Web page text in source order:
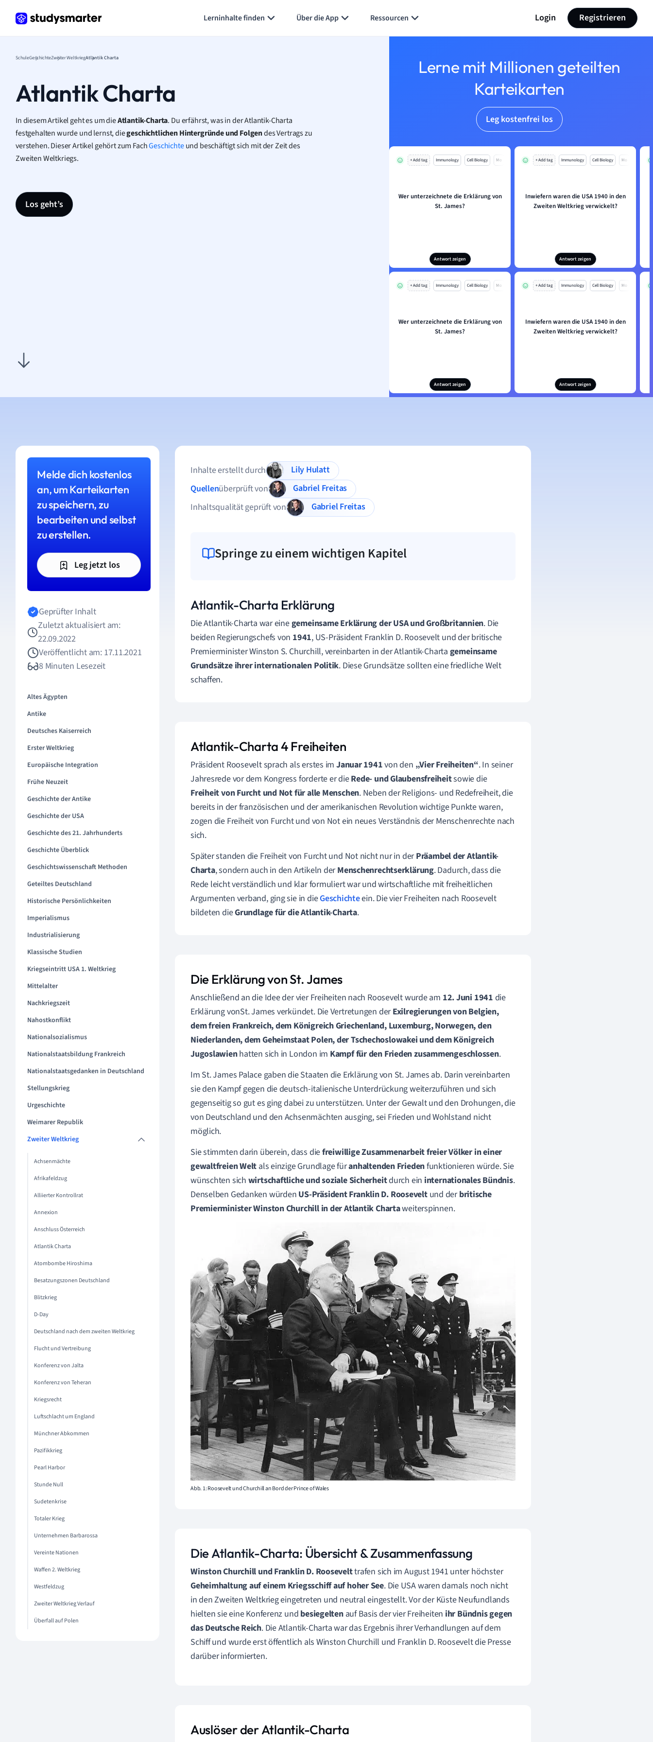
Lerninhalte finden Über die App Ressourcen Login Registrieren
SchuleGeschichteZweiter WeltkriegAtlantik Charta
Atlantik Charta
In diesem Artikel geht es um dieAtlantik-Charta. Du erfährst, was in der Atlantik-Charta
festgehalten wurde und lernst, diegeschichtlichen Hintergründe und Folgendes Vertrags zu
verstehen. Dieser Artikel gehört zum FachGeschichteund beschäftigt sich mit der Zeit des
Zweiten Weltkriegs.
Los geht’s
Lerne mit Millionen geteilten
Karteikarten
Leg kostenfrei los
+ Add tag Immunology Cell Biology Mo
Wer unterzeichnete die Erklärung von
St. James?
Antwort zeigen
+ Add tag Immunology Cell Biology Mo
Inwiefern waren die USA 1940 in den
Zweiten Weltkrieg verwickelt?
Antwort zeigen
+ Add tag Immunology Cell Biology Mo
Wer unterzeichnete die Erklärung von
St. James?
Antwort zeigen
+ Add tag Immunology Cell Biology Mo
Inwiefern waren die USA 1940 in den
Zweiten Weltkrieg verwickelt?
Antwort zeigen
Melde dich kostenlos
an, um Karteikarten
zu speichern, zu
bearbeiten und selbst
zu erstellen.
Leg jetzt los
Geprüfter Inhalt
Zuletzt aktualisiert am:
22.09.2022
Veröffentlicht am: 17.11.2021
8 Minuten Lesezeit
Altes Ägypten
Antike
Deutsches Kaiserreich
Erster Weltkrieg
Europäische Integration
Frühe Neuzeit
Geschichte der Antike
Geschichte der USA
Geschichte des 21. Jahrhunderts
Geschichte Überblick
Geschichtswissenschaft Methoden
Geteiltes Deutschland
Historische Persönlichkeiten
Imperialismus
Industrialisierung
Klassische Studien
Kriegseintritt USA 1. Weltkrieg
Mittelalter
Nachkriegszeit
Nahostkonflikt
Nationalsozialismus
Nationalstaatsbildung Frankreich
Nationalstaatsgedanken in Deutschland
Stellungskrieg
Urgeschichte
Weimarer Republik
Zweiter Weltkrieg
Achsenmächte
Afrikafeldzug
Alliierter Kontrollrat
Annexion
Anschluss Österreich
Atlantik Charta
Atombombe Hiroshima
Besatzungszonen Deutschland
Blitzkrieg
D-Day
Deutschland nach dem zweiten Weltkrieg
Flucht und Vertreibung
Konferenz von Jalta
Konferenz von Teheran
Kriegsrecht
Luftschlacht um England
Münchner Abkommen
Pazifikkrieg
Pearl Harbor
Stunde Null
Sudetenkrise
Totaler Krieg
Unternehmen Barbarossa
Vereinte Nationen
Waffen 2. Weltkrieg
Westfeldzug
Zweiter Weltkrieg Verlauf
Überfall auf Polen
Inhalte erstellt durch
Lily Hulatt
Quellenüberprüft von
Gabriel Freitas
Inhaltsqualität geprüft von
Gabriel Freitas
Springe zu einem wichtigen Kapitel
Atlantik-Charta Erklärung
Die Atlantik-Charta war einegemeinsame Erklärung der USA und Großbritannien. Die
beiden Regierungschefs von 1941, US-Präsident Franklin D. Roosevelt und der britische
Premierminister Winston S. Churchill, vereinbarten in der Atlantik-Charta gemeinsame
Grundsätze ihrer internationalen Politik. Diese Grundsätze sollten eine friedliche Welt
schaffen.
Atlantik-Charta 4 Freiheiten
Präsident Roosevelt sprach als erstes im Januar 1941von den „Vier Freiheiten“. In seiner
Jahresrede vor dem Kongress forderte er dieRede- und Glaubensfreiheitsowie die
Freiheit von Furcht und Not für alle Menschen. Neben der Religions- und Redefreiheit, die
bereits in der französischen und der amerikanischen Revolution wichtige Punkte waren,
zogen die Freiheit von Furcht und von Not ein neues Verständnis der Menschenrechte nach
sich.
Später standen die Freiheit von Furcht und Not nicht nur in derPräambel der Atlantik-
Charta, sondern auch in den Artikeln derMenschenrechtserklärung. Dadurch, dass die
Rede leicht verständlich und klar formuliert war und wirtschaftliche mit freiheitlichen
Argumenten verband, ging sie in dieGeschichteein. Die vier Freiheiten nach Roosevelt
bildeten dieGrundlage für die Atlantik-Charta.
Die Erklärung von St. James
Anschließend an die Idee der vier Freiheiten nach Roosevelt wurde am 12. Juni 1941 die
Erklärung vonSt. James verkündet. Die Vertretungen derExilregierungen von Belgien,
dem freien Frankreich, dem Königreich Griechenland, Luxemburg, Norwegen, den
Niederlanden, dem Geheimstaat Polen, der Tschechoslowakei und dem Königreich
Jugoslawienhatten sich in London im Kampf für den Frieden zusammengeschlossen.
Im St. James Palace gaben die Staaten die Erklärung von St. James ab. Darin vereinbarten
sie den Kampf gegen die deutsch-italienische Unterdrückung weiterzuführen und sich
gegenseitig so gut es ging dabei zu unterstützen. Unter der Gewalt und den Drohungen, die
von Deutschland und den Achsenmächten ausging, sei Frieden und Wohlstand nicht
möglich.
Sie stimmten darin überein, dass diefreiwillige Zusammenarbeit freier Völker in einer
gewaltfreien Welt als einzige Grundlage füranhaltenden Friedenfunktionieren würde. Sie
wünschten sich wirtschaftliche und soziale Sicherheitdurch ein internationales Bündnis.
Denselben Gedanken würden US-Präsident Franklin D. Roosevelt und derbritische
Premierminister Winston Churchill in der Atlantik Chartaweiterspinnen.
Abb. 1: Roosevelt und Churchill an Bord der Prince of Wales
Die Atlantik-Charta: Übersicht & Zusammenfassung
Winston Churchill und Franklin D. Roosevelttrafen sich im August 1941 unter höchster
Geheimhaltung auf einem Kriegsschiff auf hoher See. Die USA waren damals noch nicht
in den Zweiten Weltkrieg eingetreten und neutral eingestellt. Vor der Küste Neufundlands
hielten sie eine Konferenz und besiegeltenauf Basis der vier Freiheiten ihr Bündnis gegen
das Deutsche Reich. Die Atlantik-Charta war das Ergebnis ihrer Verhandlungen auf dem
Schiff und wurde erst öffentlich als Winston Churchill und Franklin D. Roosevelt die Presse
darüber informierten.
Auslöser der Atlantik-Charta